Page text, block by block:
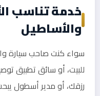
خدمة تناسب
والأساطيل
سواء كنت صاحب سيارة
للبيت، أو سائق
رزقك، أو مدير أسطول